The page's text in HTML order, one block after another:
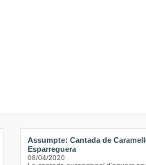
Assumpte: Cantada de
Esparreguera
08/04/2020